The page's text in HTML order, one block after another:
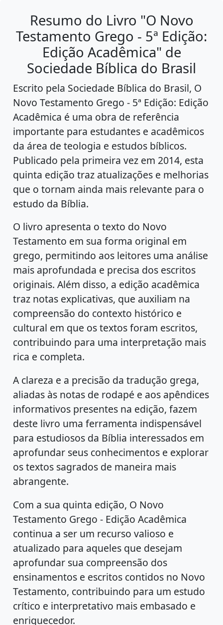
Resumo do Livro "O Novo
Testamento Grego - 5ª Edição:
Edição Acadêmica" de
Sociedade Bíblica do Brasil
Escrito pela Sociedade Bíblica do Brasil, O
Novo Testamento Grego - 5ª Edição: Edição
Acadêmica é uma obra de referência
importante para estudantes e acadêmicos
da área de teologia e estudos bíblicos.
Publicado pela primeira vez em 2014, esta
quinta edição traz atualizações e melhorias
que o tornam ainda mais relevante para o
estudo da Bíblia.
O livro apresenta o texto do Novo
Testamento em sua forma original em
grego, permitindo aos leitores uma análise
mais aprofundada e precisa dos escritos
originais. Além disso, a edição acadêmica
traz notas explicativas, que auxiliam na
compreensão do contexto histórico e
cultural em que os textos foram escritos,
contribuindo para uma interpretação mais
rica e completa.
A clareza e a precisão da tradução grega,
aliadas às notas de rodapé e aos apêndices
informativos presentes na edição, fazem
deste livro uma ferramenta indispensável
para estudiosos da Bíblia interessados em
aprofundar seus conhecimentos e explorar
os textos sagrados de maneira mais
abrangente.
Com a sua quinta edição, O Novo
Testamento Grego - Edição Acadêmica
continua a ser um recurso valioso e
atualizado para aqueles que desejam
aprofundar sua compreensão dos
ensinamentos e escritos contidos no Novo
Testamento, contribuindo para um estudo
crítico e interpretativo mais embasado e
enriquecedor.